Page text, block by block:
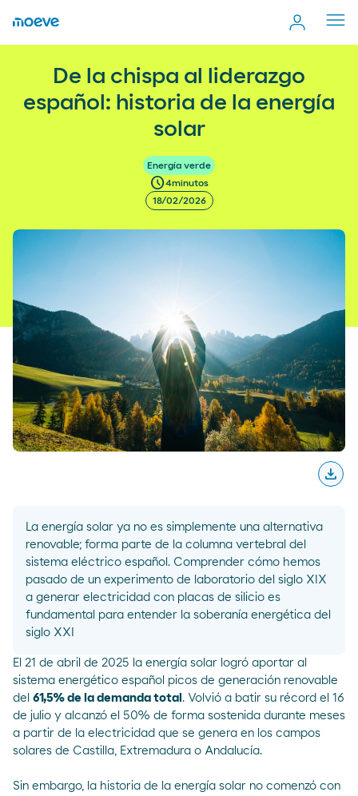
De la chispa al liderazgo
español: historia de la energía
solar
Energía verde
schedule4minutos
18/02/2026
download
La energía solar ya no es simplemente una alternativa
renovable; forma parte de la columna vertebral del
sistema eléctrico español. Comprender cómo hemos
pasado de un experimento de laboratorio del siglo XIX
a generar electricidad con placas de silicio es
fundamental para entender la soberanía energética del
siglo XXI
El 21 de abril de 2025 la energía solar logró aportar al
sistema energético español picos de generación renovable
del 61,5% de la demanda total . Volvió a batir su récord el 16
de julio y alcanzó el 50% de forma sostenida durante meses
a partir de la electricidad que se genera en los campos
solares de Castilla, Extremadura o Andalucía.
Sin embargo, la historia de la energía solar no comenzó con